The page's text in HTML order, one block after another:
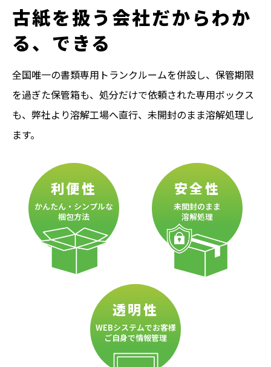
古紙を扱う会社だからわか
る、できる
全国唯一の書類専用トランクルームを併設し、保管期限
を過ぎた保管箱も、処分だけで依頼された専用ボックス
も、弊社より溶解工場へ直行、未開封のまま溶解処理し
ます。
利便性
かんたん・シンプルな
梱包方法
安全性
未開封のまま
溶解処理
透明性
WEBシステムでお客様
ご自身で情報管理